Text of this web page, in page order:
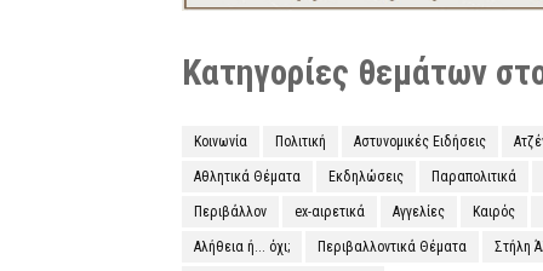
Κατηγορίες θεμάτων
Κοινωνία Πολιτική Αστυνομικές Ειδήσεις
Αθλητικά Θέματα Εκδηλώσεις Παραπολιτικά
Περιβάλλον ex-αιρετικά Αγγελίες Καιρός
Αλήθεια ή... όχι; Περιβαλλοντικά Θέματα Στήλη